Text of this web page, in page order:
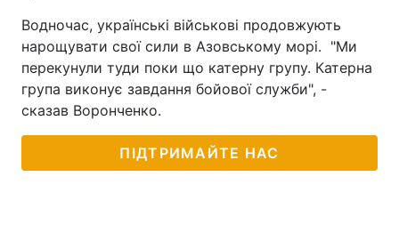
Водночас, українські військові продовжують
нарощувати свої сили в Азовському морі. "Ми
перекунули туди поки що катерну групу. Катерна
група виконує завдання бойової служби", -
сказав Воронченко.
ПІДТРИМАЙТЕ НАС